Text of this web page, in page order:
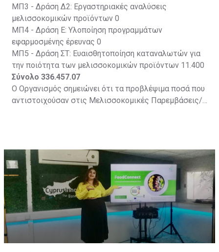
ΜΠ3 - Δράση Δ2: Εργαστηριακές αναλύσεις
μελισσοκομικών προϊόντων 0
ΜΠ4 - Δράση Ε: Υλοποίηση προγραμμάτων
εφαρμοσμένης έρευνας 0
ΜΠ5 - Δράση ΣΤ: Ευαισθητοποίηση καταναλωτών για
την ποιότητα των μελισσοκομικών προϊόντων 11.400
Σύνολο 336.457.07
Ο Οργανισμός σημειώνει ότι τα προβλέψιμα ποσά που
αντιστοιχούσαν στις Μελισσοκομικές Παρεμβάσεις/
φαρμάκων για αντιμετώπιση της βαρρόας. Ως εκ
τούτου, με την καταβολή του ποσού των €336.457,07
στους δικαιούχους, εκταμιεύθηκε σχεδόν το 100% των
διαθέσιμων πόρων. Το Πρόγραμμα χρηματοδοτήθηκε
σε ποσοστό 50% από Κοινοτικούς πόρους.